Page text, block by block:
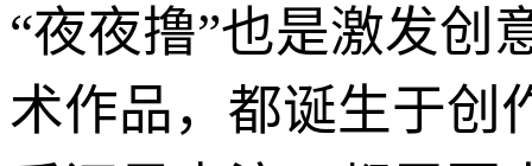
“夜夜撸”也是激发创
术作品，都诞生于创